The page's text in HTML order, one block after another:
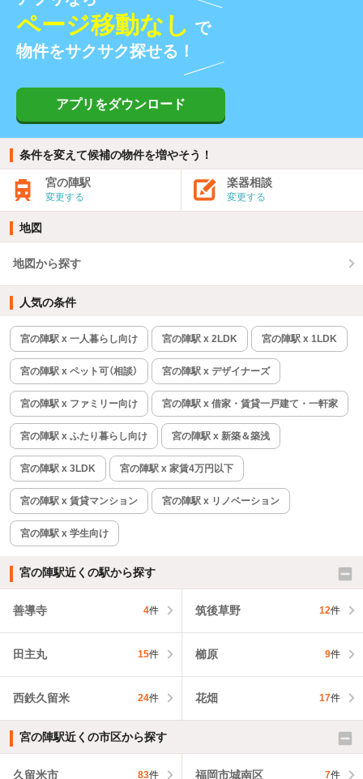
ページ移動なし で
物件をサクサク探せる！
アプリをダウンロード
条件を変えて候補の物件を増やそう！
宮の陣駅
変更する
楽器相談
変更する
地図
地図から探す
人気の条件
宮の陣駅 x 一人暮らし向け 宮の陣駅 x 2LDK 宮の陣駅 x 1LDK
宮の陣駅 x ペット可（相談） 宮の陣駅 x デザイナーズ
宮の陣駅 x ファミリー向け 宮の陣駅 x 借家・賃貸一戸建て・一軒家
宮の陣駅 x ふたり暮らし向け 宮の陣駅 x 新築＆築浅
宮の陣駅 x 3LDK 宮の陣駅 x 家賃4万円以下
宮の陣駅 x 賃貸マンション 宮の陣駅 x リノベーション
宮の陣駅 x 学生向け
宮の陣駅近くの駅から探す
善導寺 4件 筑後草野 12件
田主丸 15件 櫛原 9件
西鉄久留米 24件 花畑 17件
宮の陣駅近くの市区から探す
久留米市 83件 福岡市城南区 7件